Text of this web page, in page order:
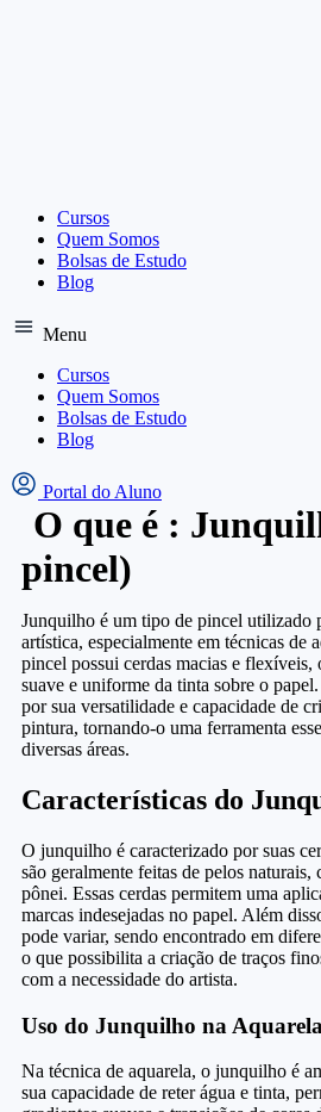
Cursos
Quem Somos
Bolsas de Estudo
Blog
Menu
Cursos
Quem Somos
Bolsas de Estudo
Blog
Portal do Aluno
O que é :
pincel)
Junquilho é um tipo de pincel utilizado
artística, especialmente em técnicas de
pincel possui cerdas macias e flexíveis,
suave e uniforme da tinta sobre o
por sua versatilidade e capacidade de
pintura, tornando-o uma ferramenta
diversas áreas.
Características do
O junquilho é caracterizado por suas
são geralmente feitas de pelos
pônei. Essas cerdas permitem uma
marcas indesejadas no papel. Além
pode variar, sendo encontrado em
o que possibilita a criação de traços
com a necessidade do artista.
Uso do Junquilho na Aquarela
Na técnica de aquarela, o junquilho é
sua capacidade de reter água e tinta,